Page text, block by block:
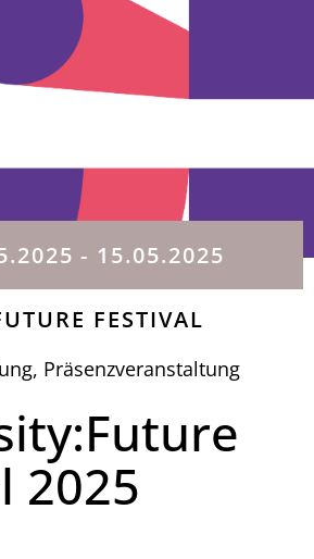
- 15.05.2025
FESTIVAL
, Präsenzveranstaltung
2025